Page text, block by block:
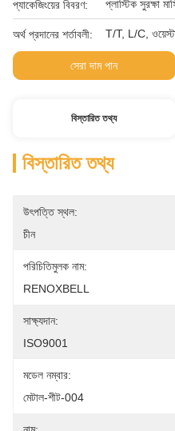
প্যাকেজিংয়ের বিবরণ: প্লাস্টিক সুরক্ষা
অর্থ প্রদানের শর্তাবলী: T/T, L/C,
সেরা দাম পান
বিস্তারিত তথ্য
বিস্তারিত তথ্য
উৎপত্তি স্থল:
চীন
পরিচিতিমুলক নাম:
RENOXBELL
সাক্ষ্যদান:
ISO9001
মডেল নম্বার:
মেটাল-শীট-004